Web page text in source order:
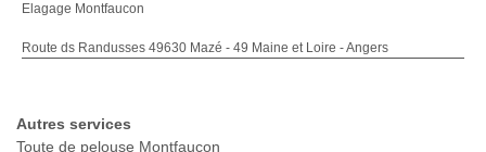
Elagage Montfaucon
Route ds Randusses 49630 Mazé - 49 Maine et Loire - Angers
Autres services
Toute de pelouse Montfaucon